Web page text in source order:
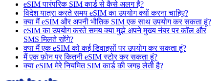
eSIM पारंपरिक SIM कार्ड से कैसे अलग है?
विदेश यात्रा करते समय eSIM का उपयोग क्यों करना चाहिए?
क्या मैं eSIM और अपनी भौतिक SIM एक साथ उपयोग कर सकता हूं?
eSIM का उपयोग करते समय क्या मुझे अपने मुख्य नंबर पर कॉल और
SMS मिलते रहेंगे?
क्या मैं एक eSIM को कई डिवाइसों पर उपयोग कर सकता हूं?
मैं एक फ़ोन पर कितनी eSIM स्टोर कर सकता हूं?
क्या eSIM मेरे नियमित SIM कार्ड की जगह लेती है?